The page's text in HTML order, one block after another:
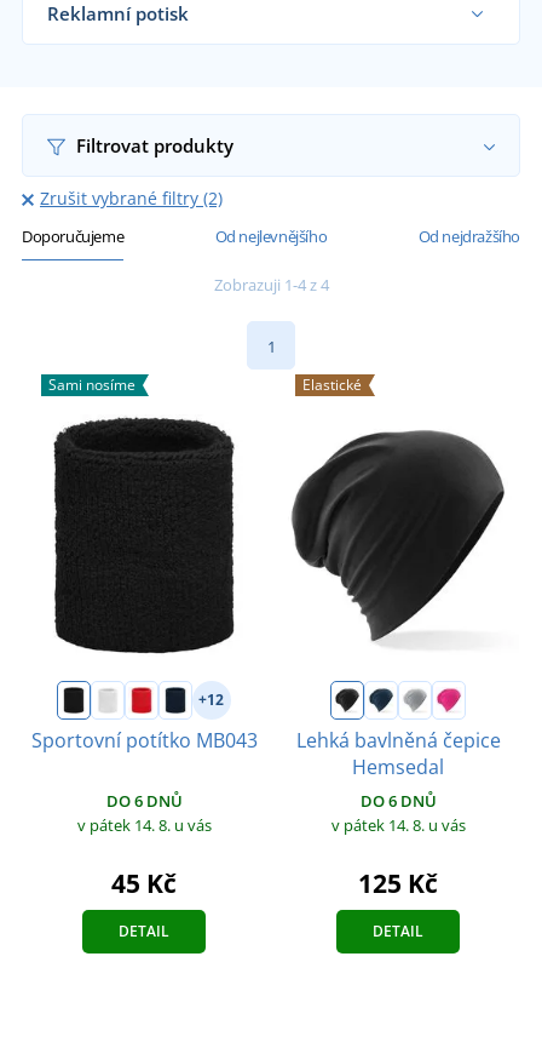
firmám, školám, sportovním klubům i koncovým
zákazníkům již od 1 kusu.
Chci vědět více
Reklamní potisk
Filtrovat produkty
Zrušit vybrané filtry (2)
Doporučujeme Od nejlevnějšího Od nejdražšího
Zobrazuji 1-4 z 4
1
Sami nosíme
+12
Sportovní potítko MB043
DO 6 DNŮ
v pátek 14. 8. u vás
45 Kč
DETAIL
Elastické
Lehká bavlněná čepice
Hemsedal
DO 6 DNŮ
v pátek 14. 8. u vás
125 Kč
DETAIL